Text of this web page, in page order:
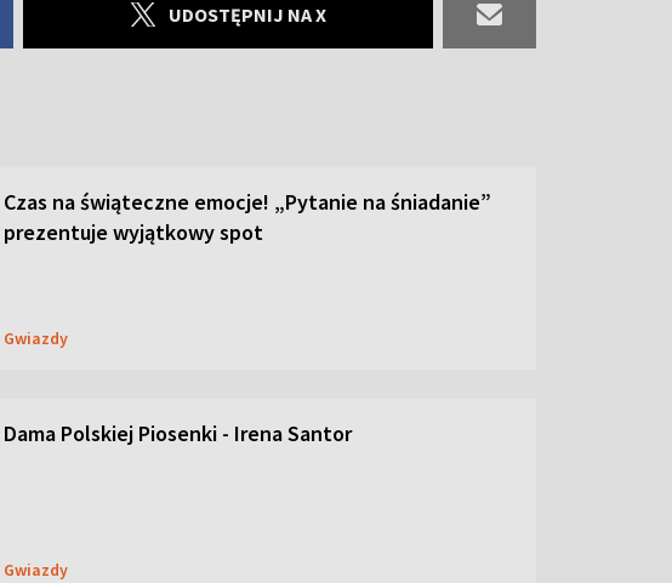
UDOSTĘPNIJ NA X
Czas na świąteczne emocje! „Pytanie na śniadanie”
prezentuje wyjątkowy spot
Gwiazdy
Dama Polskiej Piosenki - Irena Santor
Gwiazdy